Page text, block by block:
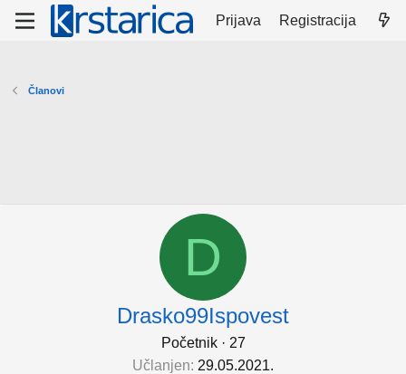
Prijava Registracija
Članovi
D
Drasko99Ispovest
Početnik · 27
Učlanjen 29.05.2021.